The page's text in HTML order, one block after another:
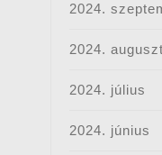
2024.
2024.
2024. július
2024. június